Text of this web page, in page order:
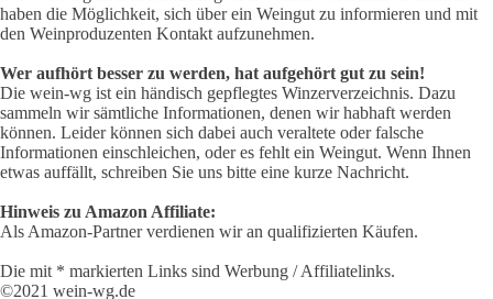
haben die Möglichkeit, sich über ein Weingut zu informieren und mit
den Weinproduzenten Kontakt aufzunehmen.
Wer aufhört besser zu werden, hat aufgehört gut zu sein!
Die wein-wg ist ein händisch gepflegtes Winzerverzeichnis. Dazu
sammeln wir sämtliche Informationen, denen wir habhaft werden
können. Leider können sich dabei auch veraltete oder falsche
Informationen einschleichen, oder es fehlt ein Weingut. Wenn Ihnen
etwas auffällt, schreiben Sie uns bitte eine kurze Nachricht.
Hinweis zu Amazon Affiliate:
Als Amazon-Partner verdienen wir an qualifizierten Käufen.
Die mit * markierten Links sind Werbung / Affiliatelinks.
©2021 wein-wg.de